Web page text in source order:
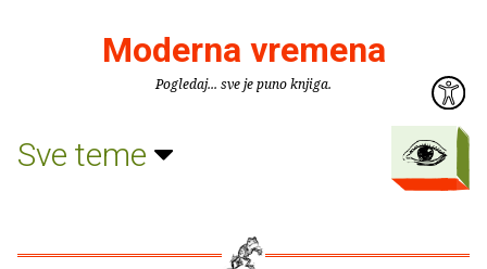
Moderna vremena
Pogledaj... sve je puno knjiga.
Sve teme